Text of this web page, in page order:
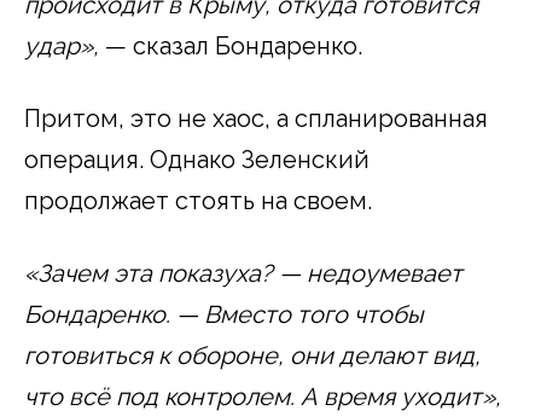
удар», — сказал Бондаренко.
Притом, это не хаос, а спланированная
операция. Однако Зеленский
продолжает стоять на своем.
«Зачем эта показуха? — недоумевает
Бондаренко. — Вместо того чтобы
готовиться к обороне, они делают вид,
что всё под контролем. А время уходит»,